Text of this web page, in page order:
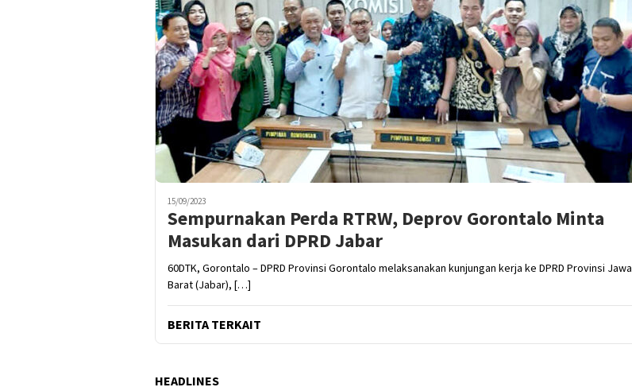
15/09/2023
Sempurnakan Perda RTRW, Deprov Gorontalo Minta
Masukan dari DPRD Jabar
60DTK, Gorontalo – DPRD Provinsi Gorontalo melaksanakan kunjungan kerja ke DPRD Provinsi Jawa
Barat (Jabar), […]
BERITA TERKAIT
HEADLINES